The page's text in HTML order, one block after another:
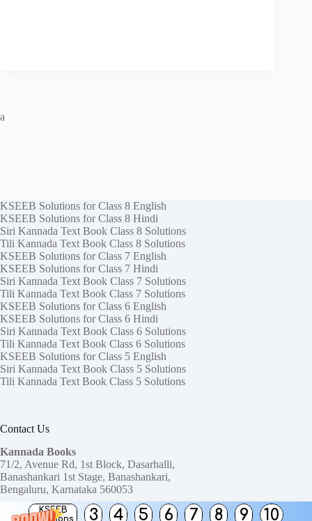
KSEEB
Solutions
3 4 5 6 7 8 9 10
a
KSEEB Solutions for Class 8 English
KSEEB Solutions for Class 8 Hindi
Siri Kannada Text Book Class 8 Solutions
Tili Kannada Text Book Class 8 Solutions
KSEEB Solutions for Class 7 English
KSEEB Solutions for Class 7 Hindi
Siri Kannada Text Book Class 7 Solutions
Tili Kannada Text Book Class 7 Solutions
KSEEB Solutions for Class 6 English
KSEEB Solutions for Class 6 Hindi
Siri Kannada Text Book Class 6 Solutions
Tili Kannada Text Book Class 6 Solutions
KSEEB Solutions for Class 5 English
Siri Kannada Text Book Class 5 Solutions
Tili Kannada Text Book Class 5 Solutions
Contact Us
Kannada Books
71/2, Avenue Rd, 1st Block, Dasarhalli,
Banashankari 1st Stage, Banashankari,
Bengaluru, Karnataka 560053
Need help or have a question?